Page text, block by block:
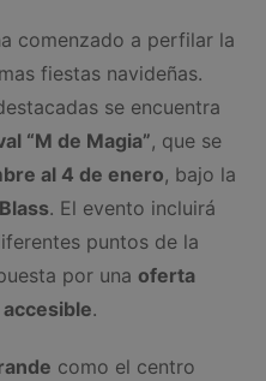
comenzado a perfilar la
fiestas navideñas.
se encuentra
“M de Magia”, que se
al 4 de enero, bajo la
. El evento incluirá
puntos de la
por una oferta
.
como el centro